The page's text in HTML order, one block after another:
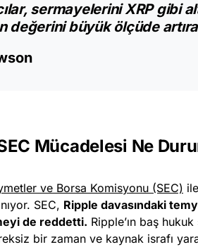
sermayelerini XRP gibi
değerini büyük ölçüde
Mücadelesi Ne
ve Borsa Komisyonu (SEC)
SEC, Ripple davasındaki
de reddetti. Ripple’ın baş
bir zaman ve kaynak israfı